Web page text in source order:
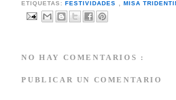
ETIQUETAS:FESTIVIDADES MISA
NO HAY COMENTARIOS :
PUBLICAR UN COMENTARIO